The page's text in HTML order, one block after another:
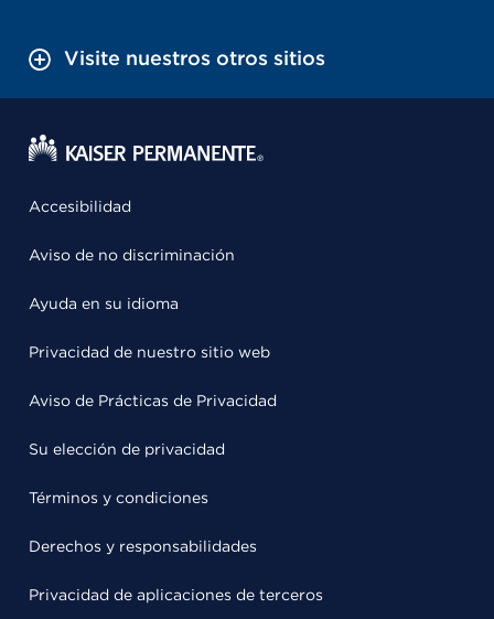
Visite nuestros otros sitios
Accesibilidad
Aviso de no discriminación
Ayuda en su idioma
Privacidad de nuestro sitio web
Aviso de Prácticas de Privacidad
Su elección de privacidad
Términos y condiciones
Derechos y responsabilidades
Privacidad de aplicaciones de terceros